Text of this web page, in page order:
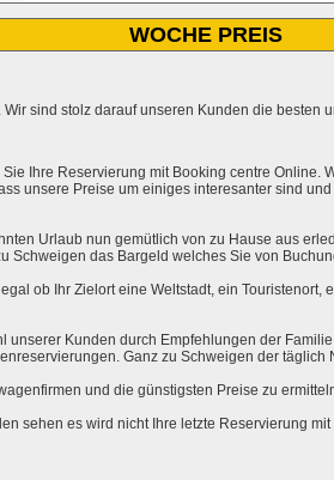
WOCHE PREIS
sind stolz darauf unseren Kunden die besten
Ihre Reservierung mit Booking centre Online.
unsere Preise um einiges interesanter sind
Urlaub nun gemütlich von zu Hause aus
Schweigen das Bargeld welches Sie von
ob Ihr Zielort eine Weltstadt, ein
unserer Kunden durch Empfehlungen der
Ganz zu Schweigen der
und die günstigsten Preise zu
sehen es wird nicht Ihre letzte Reservierung mit